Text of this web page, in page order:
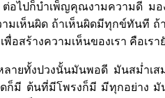
ต่อไปก็บำเพ็ญคุณงามความดี ม
มเห็นผิด ถ้าเห็นผิดมีทุกข์ทันที ถ้
พื่อสร้างความเห็นของเรา คือเรา
ลายทั้งปวงนั้นมันพอดี มันสม่ำเ
ก็มี ต้นที่มีโพรงก็มี มีทุกอย่าง มั